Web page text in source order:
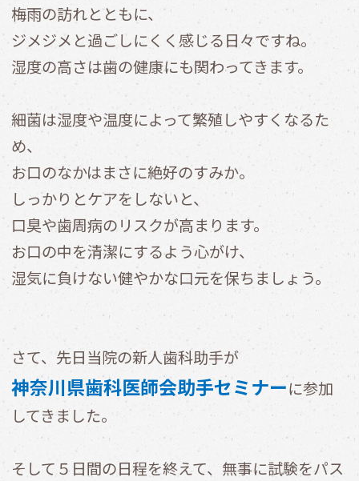
梅雨の訪れとともに、
ジメジメと過ごしにくく感じる日々ですね。
湿度の高さは歯の健康にも関わってきます。
細菌は湿度や温度によって繁殖しやすくなるた
め、
お口のなかはまさに絶好のすみか。
しっかりとケアをしないと、
口臭や歯周病のリスクが高まります。
お口の中を清潔にするよう心がけ、
湿気に負けない健やかな口元を保ちましょう。
さて、先日当院の新人歯科助手が
神奈川県歯科医師会助手セミナーに参加
してきました。
そして５日間の日程を終えて、無事に試験をパス